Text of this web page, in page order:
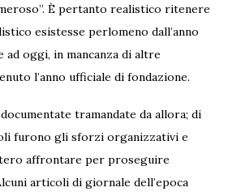
È pertanto realistico ritenere
esistesse perlomeno dall’anno
ad oggi, in mancanza di altre
l’anno ufficiale di fondazione.
tramandate da allora; di
furono gli sforzi organizzativi e
affrontare per proseguire
articoli di giornale dell’epoca